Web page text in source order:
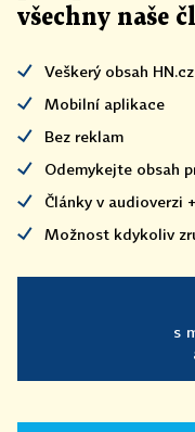
všechny naše
Veškerý obsah HN.cz
Mobilní aplikace
Bez reklam
Odemykejte obsah
Články v audioverzi
Možnost kdykoliv
s